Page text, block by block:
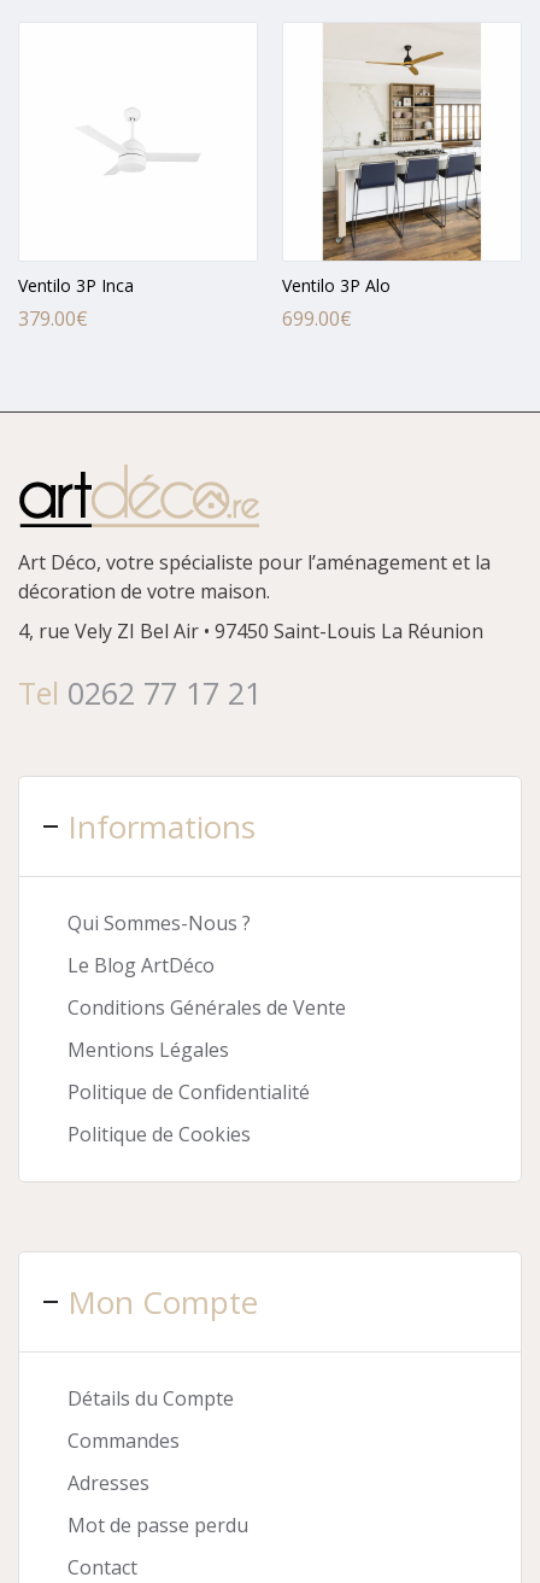
Ventilo 3P Inca
379.00€
Ventilo 3P Alo
699.00€
Art Déco, votre spécialiste pour l’aménagement et la
décoration de votre maison.
4, rue Vely ZI Bel Air • 97450 Saint-Louis La Réunion
Tel 0262 77 17 21
Informations
Qui Sommes-Nous ?
Le Blog ArtDéco
Conditions Générales de Vente
Mentions Légales
Politique de Confidentialité
Politique de Cookies
Mon Compte
Détails du Compte
Commandes
Adresses
Mot de passe perdu
Contact